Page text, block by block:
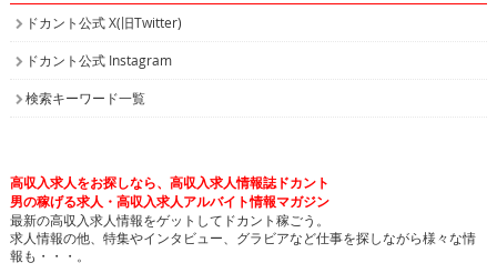
ドカント公式 X(旧Twitter)
ドカント公式 Instagram
検索キーワード一覧
高収入求人をお探しなら、高収入求人情報誌ドカント
男の稼げる求人・高収入求人アルバイト情報マガジン
最新の高収入求人情報をゲットしてドカント稼ごう。
求人情報の他、特集やインタビュー、グラビアなど仕事を探しながら様々な情
報も・・・。